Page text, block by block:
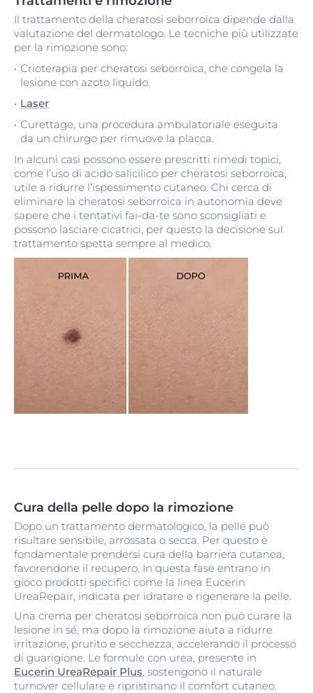
Il trattamento della cheratosi seborroica dipende dalla
valutazione del dermatologo. Le tecniche più utilizzate
per la rimozione sono:
Crioterapia per cheratosi seborroica, che congela la
lesione con azoto liquido.
Laser
Curettage, una procedura ambulatoriale eseguita
da un chirurgo per rimuove la placca.
In alcuni casi possono essere prescritti rimedi topici,
come l’uso di acido salicilico per cheratosi seborroica,
utile a ridurre l’ispessimento cutaneo. Chi cerca di
eliminare la cheratosi seborroica in autonomia deve
sapere che i tentativi fai-da-te sono sconsigliati e
possono lasciare cicatrici, per questo la decisione sul
trattamento spetta sempre al medico.
Cura della pelle dopo la rimozione
Dopo un trattamento dermatologico, la pelle può
risultare sensibile, arrossata o secca. Per questo è
fondamentale prendersi cura della barriera cutanea,
favorendone il recupero. In questa fase entrano in
gioco prodotti specifici come la linea Eucerin
UreaRepair, indicata per idratare e rigenerare la pelle.
Una crema per cheratosi seborroica non può curare la
lesione in sé, ma dopo la rimozione aiuta a ridurre
irritazione, prurito e secchezza, accelerando il processo
di guarigione. Le formule con urea, presente in
Eucerin UreaRepair Plus, sostengono il naturale
turnover cellulare e ripristinano il comfort cutaneo.